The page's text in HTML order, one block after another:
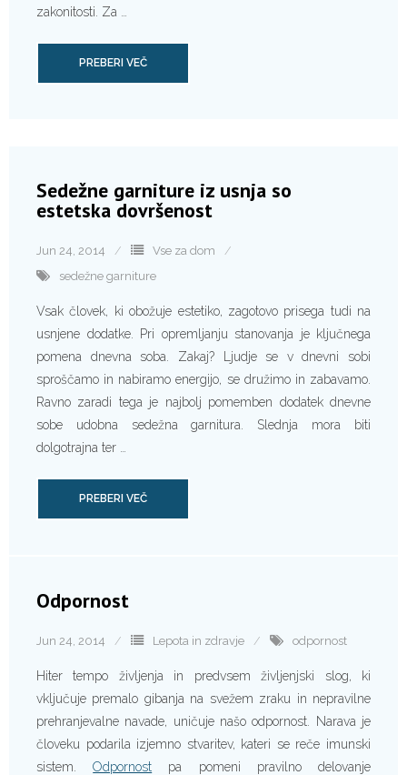
zakonitosti. Za …
PREBERI VEČ
Sedežne garniture iz usnja so
estetska dovršenost
Jun 24, 2014
Vse za dom
sedežne garniture
Vsak človek, ki obožuje estetiko, zagotovo prisega tudi na
usnjene dodatke. Pri opremljanju stanovanja je ključnega
pomena dnevna soba. Zakaj? Ljudje se v dnevni sobi
sproščamo in nabiramo energijo, se družimo in zabavamo.
Ravno zaradi tega je najbolj pomemben dodatek dnevne
sobe udobna sedežna garnitura. Slednja mora biti
dolgotrajna ter …
PREBERI VEČ
Odpornost
Jun 24, 2014 Lepota in zdravje odpornost
Hiter tempo življenja in predvsem življenjski slog, ki
vključuje premalo gibanja na svežem zraku in nepravilne
prehranjevalne navade, uničuje našo odpornost. Narava je
človeku podarila izjemno stvaritev, kateri se reče imunski
sistem.Odpornost pa pomeni pravilno delovanje